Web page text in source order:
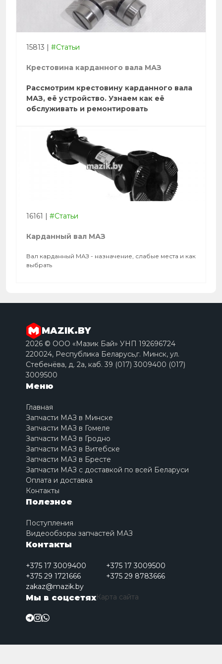
15813 #Статьи
Крестовина карданного вала МАЗ
Рассмотрим крестовину карданного вала
МАЗ, её устройство. Узнаем как её
обслуживать и ремонтировать
16161 | #Статьи
Карданный вал МАЗ
Вал карданный МАЗ - назначение, слабые места и как
выбрать
MAZIK.BY
2026 © ООО «Мазик Бай» УНП 192696724
220024, Республика Беларусь,г. Минск, ул.
Стебенёва, д. 2a, каб. 39 (017) 3009400 (017)
3009500
Меню
Главная
Запчасти МАЗ в Минске
Запчасти МАЗ в Гомеле
Запчасти МАЗ в Гродно
Запчасти МАЗ в Витебске
Запчасти МАЗ в Бресте
Запчасти МАЗ с доставкой по всей Беларуси
Оплата и доставка
Контакты
Полезное
Поступления
Видеообзоры запчастей МАЗ
Контакты
+375 17 3009400
+375 17 3009500
+375 29 1721666
+375 29 8783666
zakaz@mazik.by
Мы в соцсетяхКарта сайта